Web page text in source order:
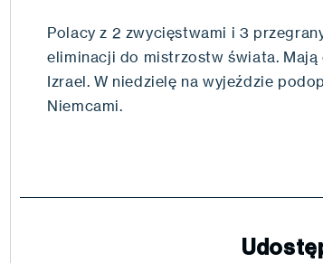
Polacy z 2 zwycięstwami i 3
eliminacji do mistrzostw świata.
Izrael. W niedzielę na wyjeździe
Niemcami.